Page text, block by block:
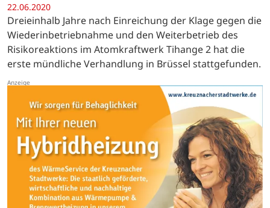
22.06.2020
Dreieinhalb Jahre nach Einreichung der Klage gegen die
Wiederinbetriebnahme und den Weiterbetrieb des
Risikoreaktions im Atomkraftwerk Tihange 2 hat die
erste mündliche Verhandlung in Brüssel stattgefunden.